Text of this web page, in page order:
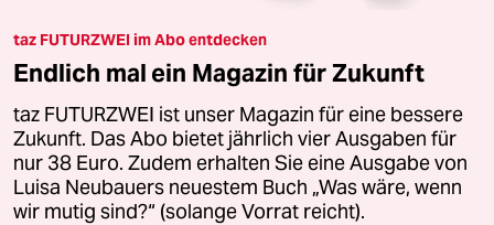
taz FUTURZWEI im Abo entdecken
Endlich mal ein Magazin für Zukunft
taz FUTURZWEI ist unser Magazin für eine bessere
Zukunft. Das Abo bietet jährlich vier Ausgaben für
nur 38 Euro. Zudem erhalten Sie eine Ausgabe von
Luisa Neubauers neuestem Buch „Was wäre, wenn
wir mutig sind?“ (solange Vorrat reicht).